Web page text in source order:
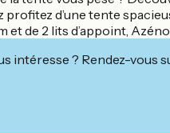
profitez d’une tente
et de 2 lits d’appoint,
intéresse ? Rendez-vous